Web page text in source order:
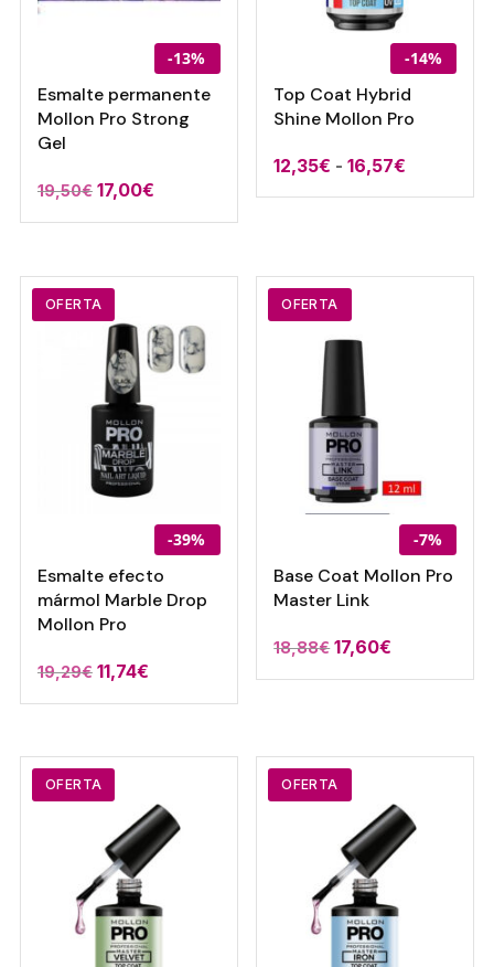
-13%
Esmalte permanente
Mollon Pro Strong
Gel
19,50€ El
precio
era:
19,50€.
17,00€El
precio
es:
-14%
Top Coat Hybrid
Shine Mollon Pro
12,35€ - 16,57€
de
12,35€
OFERTA
-39%
Esmalte efecto
mármol Marble Drop
Mollon Pro
19,29€ El
precio
era:
19,29€.
11,74€El
precio
es:
OFERTA
-7%
Base Coat Mollon Pro
Master Link
18,88€ El
precio
18,88€.
17,60€
precio
17,60€.
OFERTA OFERTA